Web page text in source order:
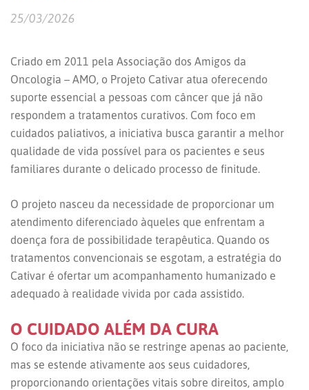
25/03/2026
Criado em 2011 pela Associação dos Amigos da
Oncologia – AMO, o Projeto Cativar atua oferecendo
suporte essencial a pessoas com câncer que já não
respondem a tratamentos curativos. Com foco em
cuidados paliativos, a iniciativa busca garantir a melhor
qualidade de vida possível para os pacientes e seus
familiares durante o delicado processo de finitude.
O projeto nasceu da necessidade de proporcionar um
atendimento diferenciado àqueles que enfrentam a
doença fora de possibilidade terapêutica. Quando os
tratamentos convencionais se esgotam, a estratégia do
Cativar é ofertar um acompanhamento humanizado e
adequado à realidade vivida por cada assistido.
O CUIDADO ALÉM DA CURA
O foco da iniciativa não se restringe apenas ao paciente,
mas se estende ativamente aos seus cuidadores,
proporcionando orientações vitais sobre direitos, amplo